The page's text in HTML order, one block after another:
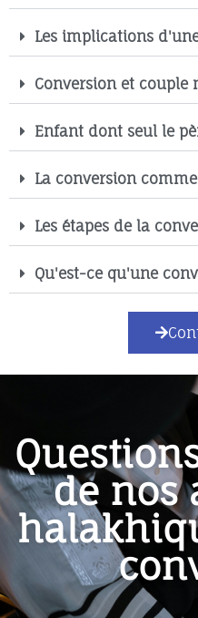
Les implications
Conversion et couple
Enfant dont seul le
La conversion
Les étapes de la
Qu'est-ce qu'une
de nos